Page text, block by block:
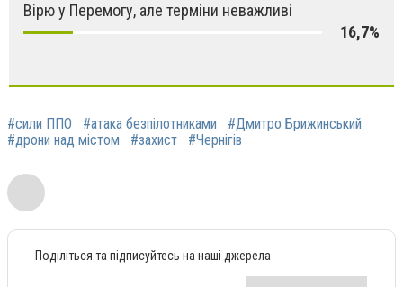
Вірю у Перемогу, але терміни неважливі
16,7%
#сили ППО #атака безпілотниками
#Дмитро Брижинський
#дрони над містом
#захист #Чернігів
Поділіться та підписуйтесь на наші джерела